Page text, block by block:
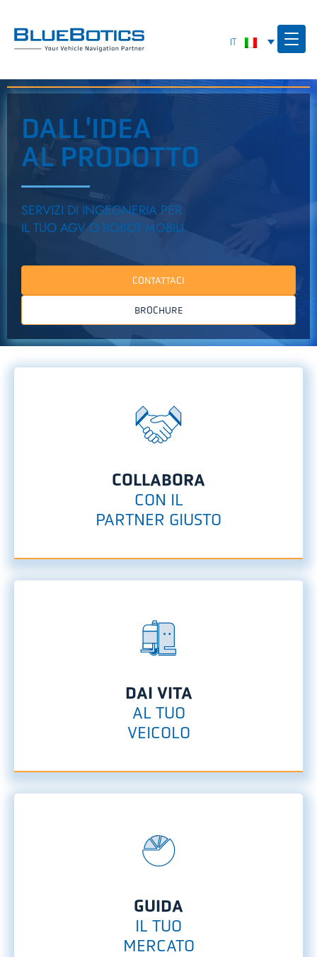
DALL'IDEA
AL PRODOTTO
SERVIZI DI INGEGNERIA PER
IL TUO AGV O ROBOT MOBILI
CONTATTACI
BROCHURE
COLLABORA
CON IL
PARTNER GIUSTO
DAI VITA
AL TUO
VEICOLO
GUIDA
IL TUO
MERCATO